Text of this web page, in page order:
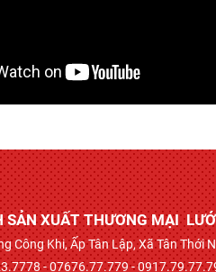
SẢN XUẤT THƯƠNG MẠI
Công Khi, Ấp Tân Lập, Xã Tân Thới
- 07676.77.779 -